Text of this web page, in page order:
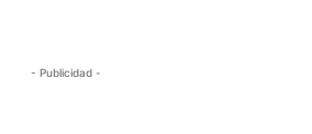
- Publicidad -